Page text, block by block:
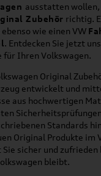
ausstatten wollen,
Zubehör richtig.
wie einen VW
. Entdecken Sie jetzt
für Ihren Volkswagen.
Original
entwickelt und
aus hochwertigen
Standards
Original Produkte im
sicher und zufrieden
bleibt.